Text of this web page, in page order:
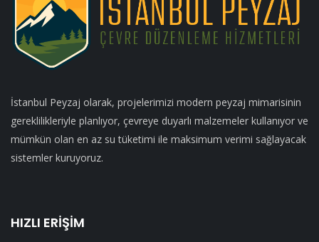
İstanbul Peyzaj olarak, projelerimizi modern peyzaj mimarisinin
gereklilikleriyle planlıyor, çevreye duyarlı malzemeler kullanıyor ve
mümkün olan en az su tüketimi ile maksimum verimi sağlayacak
sistemler kuruyoruz.
HIZLI ERİŞİM